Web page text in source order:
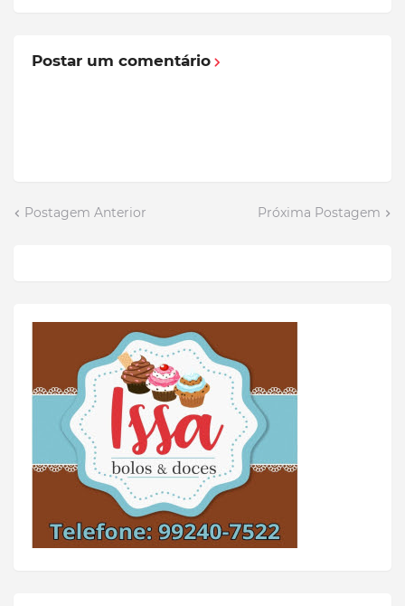
Postar um comentário
Postagem Anterior Próxima Postagem